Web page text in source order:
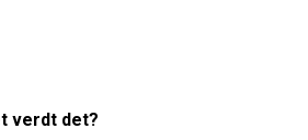
verdt det?